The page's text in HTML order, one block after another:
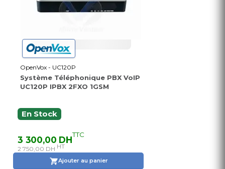
OpenVox - UC120P
Système Téléphonique PBX VoIP
UC120P IPBX 2FXO 1GSM
En Stock
3 300,00 DHTTC
2 750,00 DH HT
Ajouter au panier